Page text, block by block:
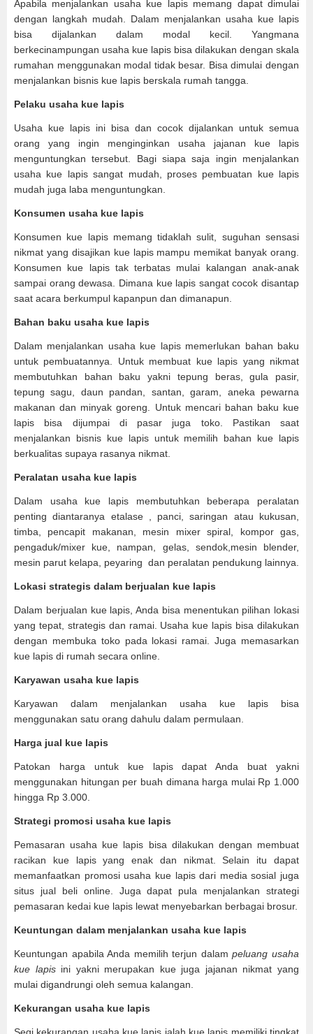
Apabila menjalankan usaha kue lapis memang dapat dimulai
dengan langkah mudah. Dalam menjalankan usaha kue lapis
bisa dijalankan dalam modal kecil. Yangmana
berkecinampungan usaha kue lapis bisa dilakukan dengan skala
rumahan menggunakan modal tidak besar. Bisa dimulai dengan
menjalankan bisnis kue lapis berskala rumah tangga.
Pelaku usaha kue lapis
Usaha kue lapis ini bisa dan cocok dijalankan untuk semua
orang yang ingin menginginkan usaha jajanan kue lapis
menguntungkan tersebut. Bagi siapa saja ingin menjalankan
usaha kue lapis sangat mudah, proses pembuatan kue lapis
mudah juga laba menguntungkan.
Konsumen usaha kue lapis
Konsumen kue lapis memang tidaklah sulit, suguhan sensasi
nikmat yang disajikan kue lapis mampu memikat banyak orang.
Konsumen kue lapis tak terbatas mulai kalangan anak-anak
sampai orang dewasa. Dimana kue lapis sangat cocok disantap
saat acara berkumpul kapanpun dan dimanapun.
Bahan baku usaha kue lapis
Dalam menjalankan usaha kue lapis memerlukan bahan baku
untuk pembuatannya. Untuk membuat kue lapis yang nikmat
membutuhkan bahan baku yakni tepung beras, gula pasir,
tepung sagu, daun pandan, santan, garam, aneka pewarna
makanan dan minyak goreng. Untuk mencari bahan baku kue
lapis bisa dijumpai di pasar juga toko. Pastikan saat
menjalankan bisnis kue lapis untuk memilih bahan kue lapis
berkualitas supaya rasanya nikmat.
Peralatan usaha kue lapis
Dalam usaha kue lapis membutuhkan beberapa peralatan
penting diantaranya etalase , panci, saringan atau kukusan,
timba, pencapit makanan, mesin mixer spiral, kompor gas,
pengaduk/mixer kue, nampan, gelas, sendok,mesin blender,
mesin parut kelapa, peyaring dan peralatan pendukung lainnya.
Lokasi strategis dalam berjualan kue lapis
Dalam berjualan kue lapis, Anda bisa menentukan pilihan lokasi
yang tepat, strategis dan ramai. Usaha kue lapis bisa dilakukan
dengan membuka toko pada lokasi ramai. Juga memasarkan
kue lapis di rumah secara online.
Karyawan usaha kue lapis
Karyawan dalam menjalankan usaha kue lapis bisa
menggunakan satu orang dahulu dalam permulaan.
Harga jual kue lapis
Patokan harga untuk kue lapis dapat Anda buat yakni
menggunakan hitungan per buah dimana harga mulai Rp 1.000
hingga Rp 3.000.
Strategi promosi usaha kue lapis
Pemasaran usaha kue lapis bisa dilakukan dengan membuat
racikan kue lapis yang enak dan nikmat. Selain itu dapat
memanfaatkan promosi usaha kue lapis dari media sosial juga
situs jual beli online. Juga dapat pula menjalankan strategi
pemasaran kedai kue lapis lewat menyebarkan berbagai brosur.
Keuntungan dalam menjalankan usaha kue lapis
Keuntungan apabila Anda memilih terjun dalampeluang usaha
kue lapis ini yakni merupakan kue juga jajanan nikmat yang
mulai digandrungi oleh semua kalangan.
Kekurangan usaha kue lapis